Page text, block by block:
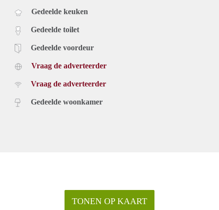
Gedeelde keuken
Gedeelde toilet
Gedeelde voordeur
Vraag de adverteerder
Vraag de adverteerder
Gedeelde woonkamer
TONEN OP KAART